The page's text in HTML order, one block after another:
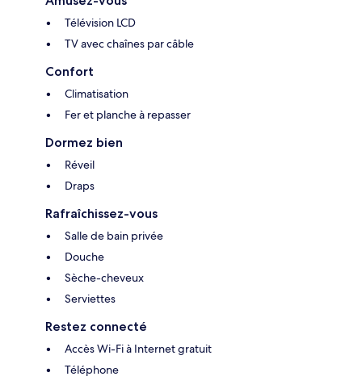
Télévision LCD
TV avec chaînes par câble
Confort
Climatisation
Fer et planche à repasser
Dormez bien
Réveil
Draps
Rafraîchissez-vous
Salle de bain privée
Douche
Sèche-cheveux
Serviettes
Restez connecté
Accès Wi-Fi à Internet gratuit
Téléphone